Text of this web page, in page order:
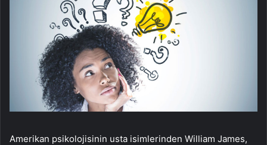
Amerikan psikolojisinin usta isimlerinden William James,